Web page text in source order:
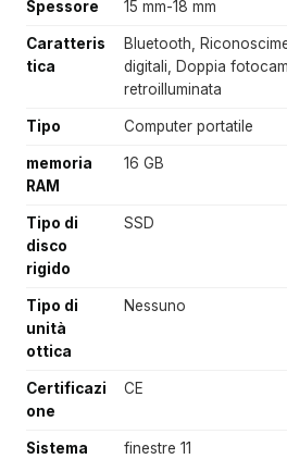
Spessore 15 mm-18 mm
Caratteris
tica
Bluetooth,
digitali, Doppia
retroilluminata
Tipo Computer portatile
memoria
RAM
16 GB
Tipo di
disco
rigido
SSD
Tipo di
unità
ottica
Nessuno
Certificazi
one
CE
Sistema
finestre 11